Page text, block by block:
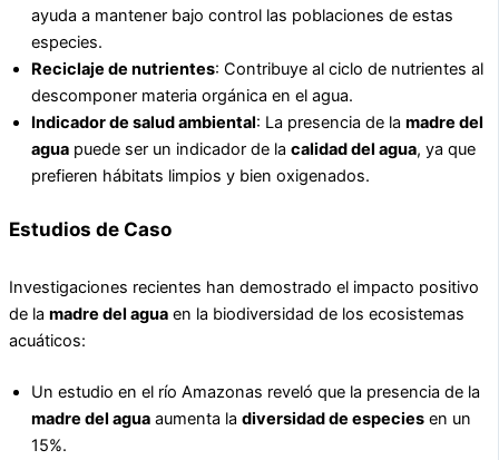
ayuda a mantener bajo control las poblaciones de estas
especies.
Reciclaje de nutrientes: Contribuye al ciclo de nutrientes al
descomponer materia orgánica en el agua.
Indicador de salud ambiental: La presencia de la madre del
agua puede ser un indicador de la calidad del agua, ya que
prefieren hábitats limpios y bien oxigenados.
Estudios de Caso
Investigaciones recientes han demostrado el impacto positivo
de la madre del agua en la biodiversidad de los ecosistemas
acuáticos:
Un estudio en el río Amazonas reveló que la presencia de la
madre del agua aumenta la diversidad de especies en un
15%.